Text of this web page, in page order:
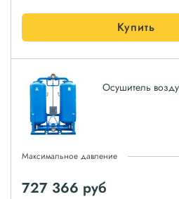
Купить
Осушитель
Максимальное давление
727 366 руб